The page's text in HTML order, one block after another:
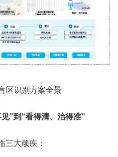
区识别方案全景
”到“看得清、治得准”
三大顽疾：